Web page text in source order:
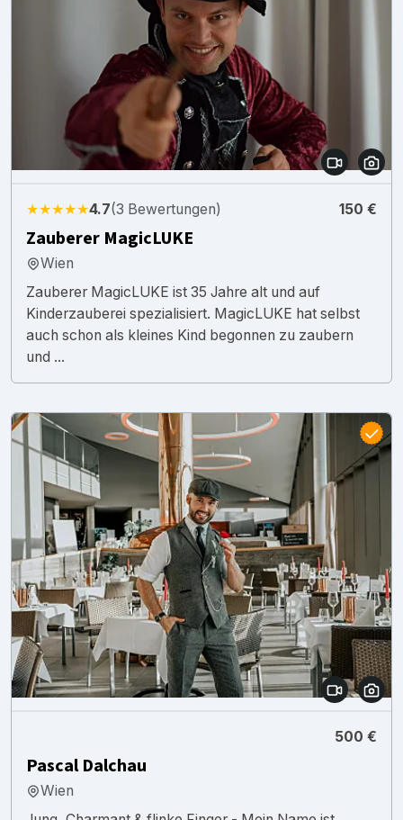
★★★★★4.7(3 Bewertungen) 150 €
Zauberer MagicLUKE
Wien
Zauberer MagicLUKE ist 35 Jahre alt und auf
Kinderzauberei spezialisiert. MagicLUKE hat selbst
auch schon als kleines Kind begonnen zu zaubern
und ...
500 €
Pascal Dalchau
Wien